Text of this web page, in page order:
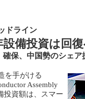
ドライン
設備投資は回
保、中国勢のシェア
を手がける
Assembly
投資額は、スマー